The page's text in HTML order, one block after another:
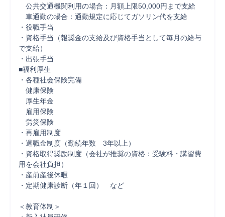
公共交通機関利用の場合：月額上限50,000円まで支給
車通勤の場合：通勤規定に応じてガソリン代を支給
・役職手当
・資格手当（報奨金の支給及び資格手当として毎月の給与
で支給）
・出張手当
■福利厚生
・各種社会保険完備
健康保険
厚生年金
雇用保険
労災保険
・再雇用制度
・退職金制度（勤続年数　3年以上）
・資格取得奨励制度（会社が推奨の資格：受験料・講習費
用を会社負担）
・産前産後休暇
・定期健康診断（年１回）　など
＜教育体制＞